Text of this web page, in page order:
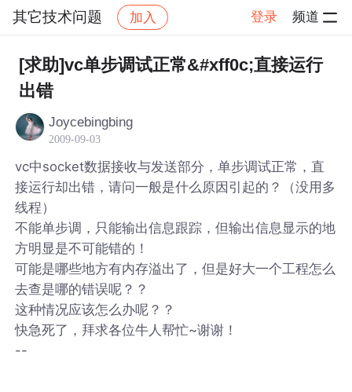
其它技术问题 加入 登录 频道
社区 其它技术问题 帖子详情
[求助]vc单步调试正常&#xff0c;直接运行
出错
Joycebingbing
2009-09-03
vc中socket数据接收与发送部分，单步调试正常，直
接运行却出错，请问一般是什么原因引起的？（没用多
线程）
不能单步调，只能输出信息跟踪，但输出信息显示的地
方明显是不可能错的！
可能是哪些地方有内存溢出了，但是好大一个工程怎么
去查是哪的错误呢？？
这种情况应该怎么办呢？？
快急死了，拜求各位牛人帮忙~谢谢！
--